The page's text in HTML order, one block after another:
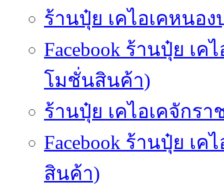
ร้านปุ๋ย เคไอเคหนอ
Facebook ร้านปุ๋ย เ
โมชั่นสินค้า)
ร้านปุ๋ย เคไอเคจักร
Facebook ร้านปุ๋ย เ
สินค้า)